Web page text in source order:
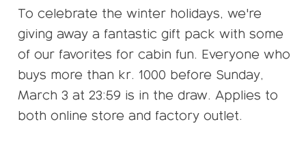
To celebrate the winter holidays, we're
giving away a fantastic gift pack with some
of our favorites for cabin fun. Everyone who
buys more than kr. 1000 before Sunday,
March 3 at 23:59 is in the draw. Applies to
both online store and factory outlet.